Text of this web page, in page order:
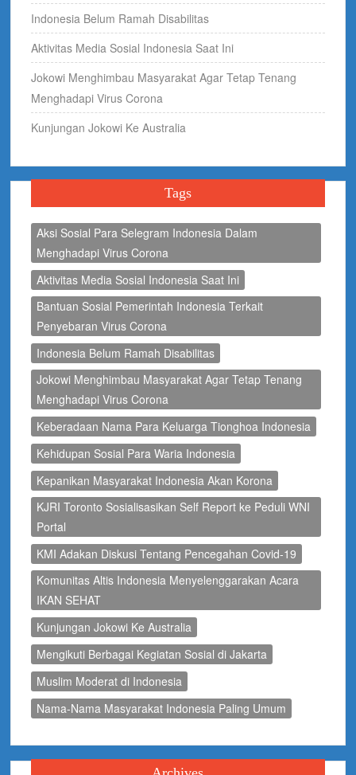
Indonesia Belum Ramah Disabilitas
Aktivitas Media Sosial Indonesia Saat Ini
Jokowi Menghimbau Masyarakat Agar Tetap Tenang
Menghadapi Virus Corona
Kunjungan Jokowi Ke Australia
Tags
Aksi Sosial Para Selegram Indonesia Dalam
Menghadapi Virus Corona
Aktivitas Media Sosial Indonesia Saat Ini
Bantuan Sosial Pemerintah Indonesia Terkait
Penyebaran Virus Corona
Indonesia Belum Ramah Disabilitas
Jokowi Menghimbau Masyarakat Agar Tetap Tenang
Menghadapi Virus Corona
Keberadaan Nama Para Keluarga Tionghoa Indonesia
Kehidupan Sosial Para Waria Indonesia
Kepanikan Masyarakat Indonesia Akan Korona
KJRI Toronto Sosialisasikan Self Report ke Peduli WNI
Portal
KMI Adakan Diskusi Tentang Pencegahan Covid-19
Komunitas Altis Indonesia Menyelenggarakan Acara
IKAN SEHAT
Kunjungan Jokowi Ke Australia
Mengikuti Berbagai Kegiatan Sosial di Jakarta
Muslim Moderat di Indonesia
Nama-Nama Masyarakat Indonesia Paling Umum